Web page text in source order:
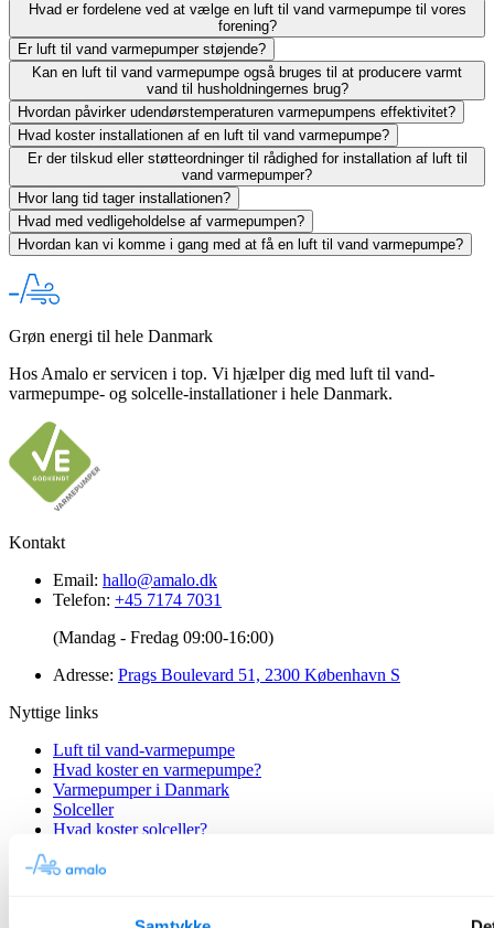
Hvad er fordelene ved at vælge en luft til vand varmepumpe til vores
forening?
Er luft til vand varmepumper støjende?
Kan en luft til vand varmepumpe også bruges til at producere varmt
vand til husholdningernes brug?
Hvordan påvirker udendørstemperaturen varmepumpens effektivitet?
Hvad koster installationen af en luft til vand varmepumpe?
Er der tilskud eller støtteordninger til rådighed for installation af luft til
vand varmepumper?
Hvor lang tid tager installationen?
Hvad med vedligeholdelse af varmepumpen?
Hvordan kan vi komme i gang med at få en luft til vand varmepumpe?
Grøn energi til hele Danmark
Hos Amalo er servicen i top. Vi hjælper dig med luft til vand-
varmepumpe- og solcelle-installationer i hele Danmark.
Kontakt
Email: hallo@amalo.dk
Telefon: +45 7174 7031
(Mandag - Fredag 09:00-16:00)
Adresse: Prags Boulevard 51, 2300 København S
Nyttige links
Luft til vand-varmepumpe
Hvad koster en varmepumpe?
Varmepumper i Danmark
Solceller
Hvad koster solceller?
Kombiner varmepumpe og solceller